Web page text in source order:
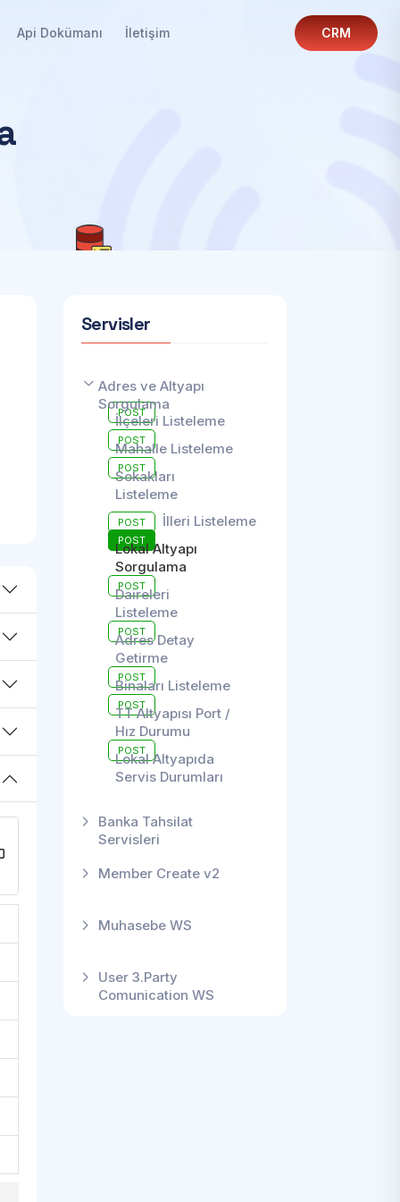
Api Dokümanı İletişim CRM
Servisler
Adres ve Altyapı
Sorgulama
POST
İlçeleri Listeleme
POST
Mahalle Listeleme
POST
Sokakları
Listeleme
POST İlleri Listeleme
POST
Lokal Altyapı
Sorgulama
POST
Daireleri
Listeleme
POST
Adres Detay
Getirme
POST
Binaları Listeleme
POST
TT Altyapısı Port /
Hız Durumu
POST
Lokal Altyapıda
Servis Durumları
Banka Tahsilat
Servisleri
Member Create v2
Muhasebe WS
User 3.Party
Comunication WS